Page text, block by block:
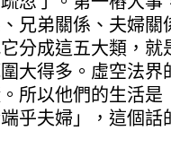
兄弟關係、夫婦關
分成這五大類，
大得多。虛空法
所以他們的生活
端乎夫婦」，這個話